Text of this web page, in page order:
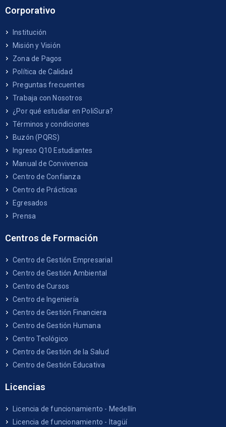
Corporativo
Institución
Misión y Visión
Zona de Pagos
Política de Calidad
Preguntas frecuentes
Trabaja con Nosotros
¿Por qué estudiar en PoliSura?
Términos y condiciones
Buzón (PQRS)
Ingreso Q10 Estudiantes
Manual de Convivencia
Centro de Confianza
Centro de Prácticas
Egresados
Prensa
Centros de Formación
Centro de Gestión Empresarial
Centro de Gestión Ambiental
Centro de Cursos
Centro de Ingeniería
Centro de Gestión Financiera
Centro de Gestión Humana
Centro Teológico
Centro de Gestión de la Salud
Centro de Gestión Educativa
Licencias
Licencia de funcionamiento - Medellín
Licencia de funcionamiento - Itagüí